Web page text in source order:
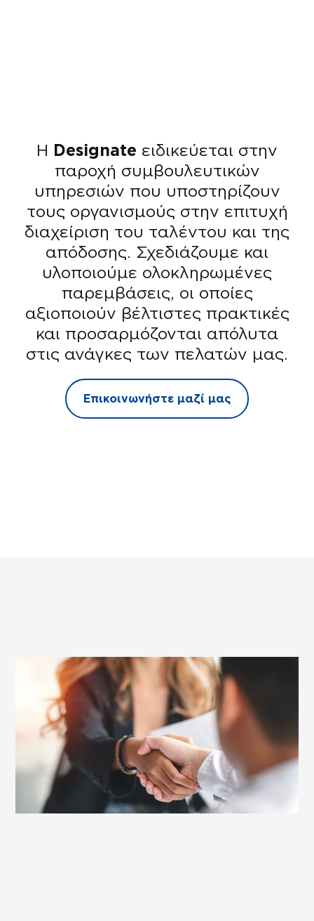
H Designate ειδικεύεται στην
παροχή συμβουλευτικών
υπηρεσιών που υποστηρίζουν
τους οργανισμούς στην επιτυχή
διαχείριση του ταλέντου και της
απόδοσης. Σχεδιάζουμε και
υλοποιούμε ολοκληρωμένες
παρεμβάσεις, οι οποίες
αξιοποιούν βέλτιστες πρακτικές
και προσαρμόζονται απόλυτα
στις ανάγκες των πελατών μας.
Επικοινωνήστε μαζί μας